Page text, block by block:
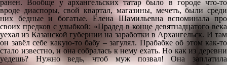
ранен. Вообще у архангельских татар было в городе что-то
вроде диаспоры, свой квартал, магазины, мечеть, были среди
них бедные и богатые. Елена Шамильевна вспоминала про
своих предков с улыбкой: «Прадед в конце девятнадцатого века
уехал из Казанской губернии на заработки в Архангельск. И там
он завёл себе какую-то бабу – загулял. Прабабке об этом как-то
стало известно, и она собралась к нему ехать. Но как из деревни
уедешь? Нужно ведь, чтоб муж позвал! Она заплатила